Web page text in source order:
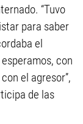
“Tuvo
para saber
el
con
el agresor”,
de las